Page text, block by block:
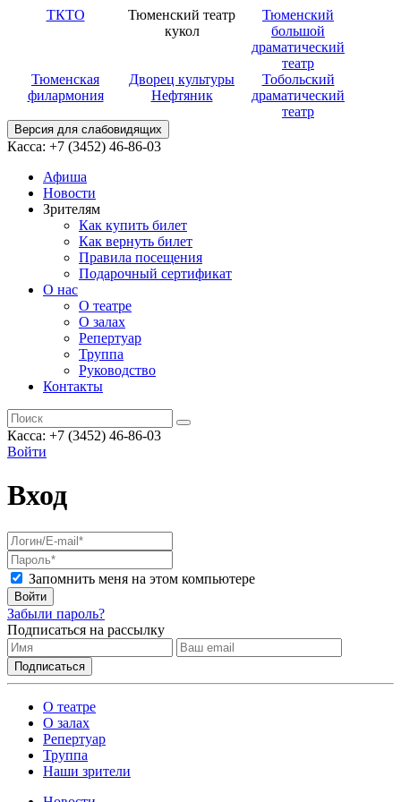
ТКТО
Тюменский театр
кукол
Тюменский
большой
драматический
театр
Тюменская
филармония
Дворец культуры
Нефтяник
Тобольский
драматический
театр
Версия для слабовидящих
Касса: +7 (3452) 46-86-03
Афиша
Новости
Зрителям
Как купить билет
Как вернуть билет
Правила посещения
Подарочный сертификат
О нас
О театре
О залах
Репертуар
Труппа
Руководство
Контакты
Касса: +7 (3452) 46-86-03
Войти
Вход
Запомнить меня на этом компьютере
Войти
Забыли пароль?
Подписаться на рассылку
О театре
О залах
Репертуар
Труппа
Наши зрители